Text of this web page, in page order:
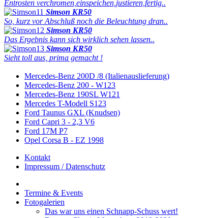
Entrosten verchromen,einspeichen,justieren,fertig..
Simson KR50
So, kurz vor Abschluß noch die Beleuchtung dran..
Simson KR50
Das Ergebnis kann sich wirklich sehen lassen..
Simson KR50
Sieht toll aus, prima gemacht !
Mercedes-Benz 200D /8 (Italienauslieferung)
Mercedes-Benz 200 - W123
Mercedes-Benz 190SL W121
Mercedes T-Modell S123
Ford Taunus GXL (Knudsen)
Ford Capri 3 - 2,3 V6
Ford 17M P7
Opel Corsa B - EZ 1998
Kontakt
Impressum / Datenschutz
Termine & Events
Fotogalerien
Das war uns einen Schnapp-Schuss wert!